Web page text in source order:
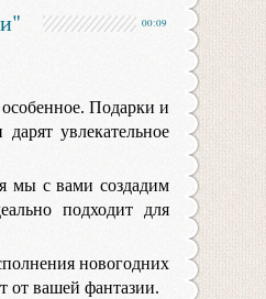
00:09
Подарки и
увлекательное
мы с вами создадим
подходит для
новогодних
от вашей фантазии.